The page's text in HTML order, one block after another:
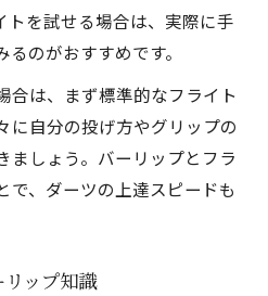
トを試せる場合は、実際に手
のがおすすめです。
合は、まず標準的なフライト
に自分の投げ方やグリップの
ましょう。バーリップとフラ
で、ダーツの上達スピードも
ップ知識